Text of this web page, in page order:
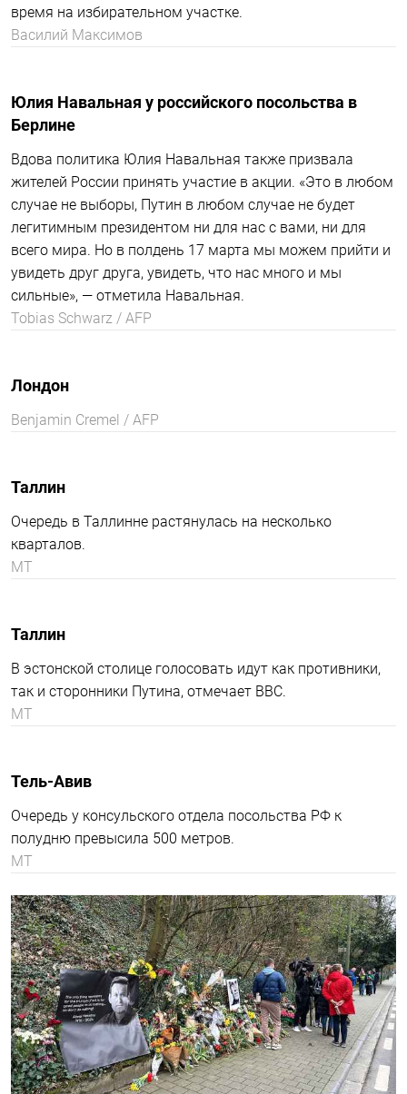
Навальный подчеркивал, что стратегия «Полдень
голосование, агитацию действием, физическое
присутствие и солидарность с теми, кто будет в это же
время на избирательном участке.
Василий Максимов
Берлине
Вдова политика Юлия Навальная также призвала
легитимным президентом ни для нас с вами, ни для
увидеть друг друга, увидеть, что нас много и мы
сильные», — отметила Навальная.
Tobias Sсhwarz / AFP
Лондон
Benjamin Cremel / AFP